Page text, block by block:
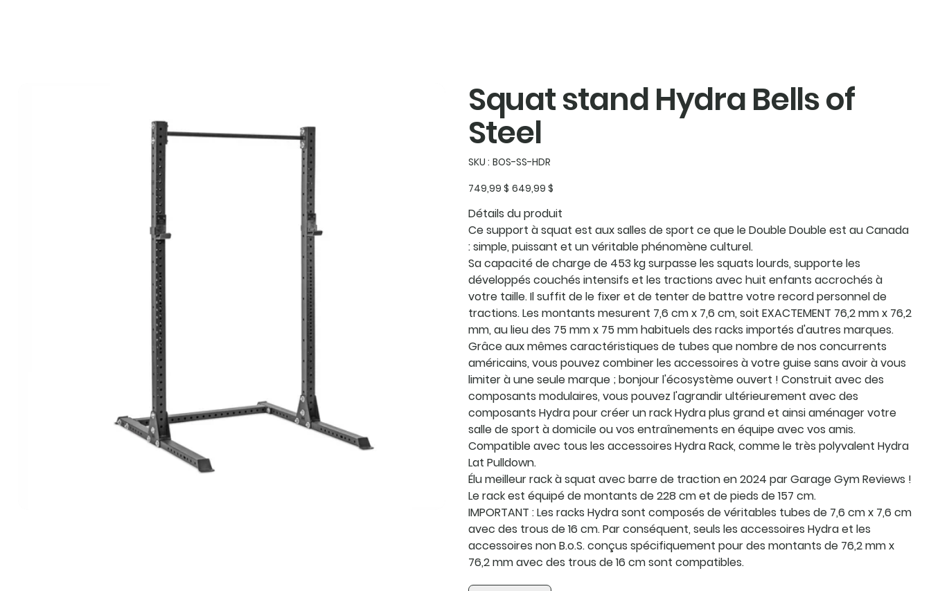
Squat stand Hydra Bells of
Steel
SKU : SKU
BOS-
BOS-SS-HDR
Prix
d’origine
749,99 $
Prix
promotionnel
649,99 $
Détails du produit
Ce support à squat est aux salles de sport ce que le Double Double est au Canada
: simple, puissant et un véritable phénomène culturel.
Sa capacité de charge de 453 kg surpasse les squats lourds, supporte les
développés couchés intensifs et les tractions avec huit enfants accrochés à
votre taille. Il suffit de le fixer et de tenter de battre votre record personnel de
tractions. Les montants mesurent 7,6 cm x 7,6 cm, soit EXACTEMENT 76,2 mm x 76,2
mm, au lieu des 75 mm x 75 mm habituels des racks importés d'autres marques.
Grâce aux mêmes caractéristiques de tubes que nombre de nos concurrents
américains, vous pouvez combiner les accessoires à votre guise sans avoir à vous
limiter à une seule marque ; bonjour l'écosystème ouvert ! Construit avec des
composants modulaires, vous pouvez l'agrandir ultérieurement avec des
composants Hydra pour créer un rack Hydra plus grand et ainsi aménager votre
salle de sport à domicile ou vos entraînements en équipe avec vos amis.
Compatible avec tous les accessoires Hydra Rack, comme le très polyvalent Hydra
Lat Pulldown.
Élu meilleur rack à squat avec barre de traction en 2024 par Garage Gym Reviews !
Le rack est équipé de montants de 228 cm et de pieds de 157 cm.
IMPORTANT : Les racks Hydra sont composés de véritables tubes de 7,6 cm x 7,6 cm
avec des trous de 16 cm. Par conséquent, seuls les accessoires Hydra et les
accessoires non B.o.S. conçus spécifiquement pour des montants de 76,2 mm x
76,2 mm avec des trous de 16 cm sont compatibles.